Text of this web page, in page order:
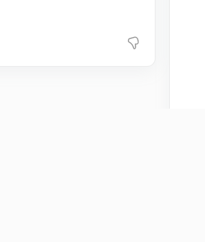
соединений часто